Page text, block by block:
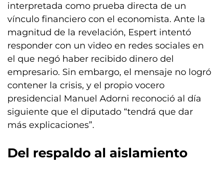
interpretada como prueba directa de un
vínculo financiero con el economista. Ante la
magnitud de la revelación, Espert intentó
responder con un video en redes sociales en
el que negó haber recibido dinero del
empresario. Sin embargo, el mensaje no logró
contener la crisis, y el propio vocero
presidencial Manuel Adorni reconoció al día
siguiente que el diputado “tendrá que dar
más explicaciones”.
Del respaldo al aislamiento